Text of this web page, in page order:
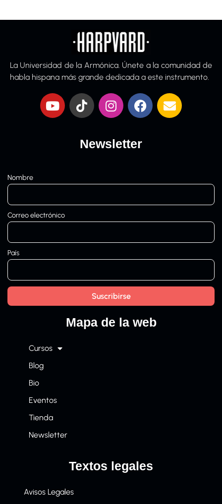
La Universidad de la Armónica. Únete a la comunidad de
habla hispana más grande dedicada a este instrumento.
Newsletter
Nombre
Correo electrónico
País
Mapa de la web
Cursos
Blog
Bio
Eventos
Tienda
Newsletter
Textos legales
Avisos Legales